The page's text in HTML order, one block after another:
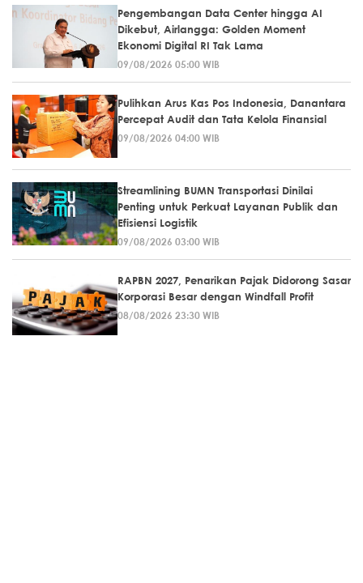
Pengembangan Data Center hingga AI
Dikebut, Airlangga: Golden Moment
Ekonomi Digital RI Tak Lama
09/08/2026 05:00 WIB
Pulihkan Arus Kas Pos Indonesia, Danantara
Percepat Audit dan Tata Kelola Finansial
09/08/2026 04:00 WIB
Streamlining BUMN Transportasi Dinilai
Penting untuk Perkuat Layanan Publik dan
Efisiensi Logistik
09/08/2026 03:00 WIB
RAPBN 2027, Penarikan Pajak Didorong Sasar
Korporasi Besar dengan Windfall Profit
08/08/2026 23:30 WIB